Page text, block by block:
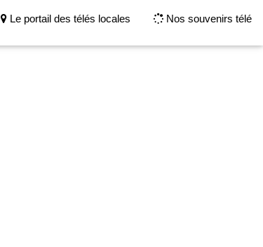
Le portail des télés locales Nos souvenirs télé